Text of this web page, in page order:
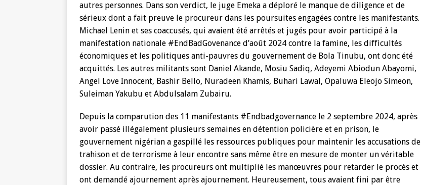
autres personnes. Dans son verdict, le juge Emeka a déploré le manque de diligence et de
sérieux dont a fait preuve le procureur dans les poursuites engagées contre les manifestants.
Michael Lenin et ses coaccusés, qui avaient été arrêtés et jugés pour avoir participé à la
manifestation nationale #EndBadGovenance d’août 2024 contre la famine, les difficultés
économiques et les politiques anti-pauvres du gouvernement de Bola Tinubu, ont donc été
acquittés. Les autres militants sont Daniel Akande, Mosiu Sadiq, Adeyemi Abiodun Abayomi,
Angel Love Innocent, Bashir Bello, Nuradeen Khamis, Buhari Lawal, Opaluwa Eleojo Simeon,
Suleiman Yakubu et Abdulsalam Zubairu.
Depuis la comparution des 11 manifestants #Endbadgovernance le 2 septembre 2024, après
avoir passé illégalement plusieurs semaines en détention policière et en prison, le
gouvernement nigérian a gaspillé les ressources publiques pour maintenir les accusations de
trahison et de terrorisme à leur encontre sans même être en mesure de monter un véritable
dossier. Au contraire, les procureurs ont multiplié les manœuvres pour retarder le procès et
ont demandé ajournement après ajournement. Heureusement, tous avaient fini par être